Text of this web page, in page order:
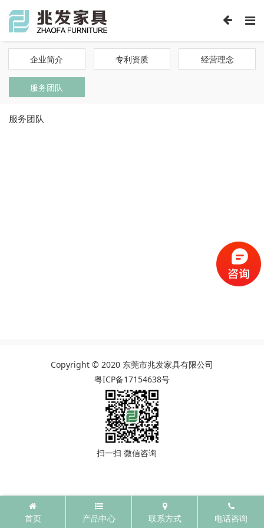
企业简介 专利资质 经营理念
服务团队
服务团队
Copyright © 2020 东莞市兆发家具有限公司
粤ICP备17154638号
扫一扫 微信咨询
首页 产品中心 联系方式 电话咨询